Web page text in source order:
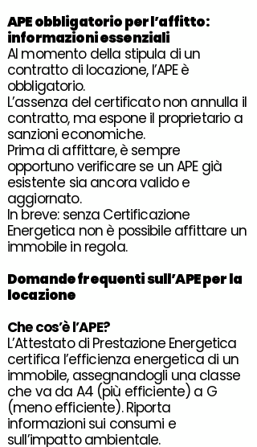
APE obbligatorioper l’affitto:
informazioni essenziali
Al momento della stipula di un
contratto di locazione, l’APE è
obbligatorio.
L’assenza del certificato non annulla il
contratto, ma espone il proprietario a
sanzioni economiche.
Prima di affittare, è sempre
opportuno verificare se un APE già
esistente sia ancora valido e
aggiornato.
In breve: senza Certificazione
Energetica non è possibile affittare un
immobile in regola.
Domande frequentisull’APE per la
locazione
Che cos’è l’APE?
L’Attestato di Prestazione Energetica
certifica l’efficienza energetica di un
immobile, assegnandogli una classe
che va da A4 (più efficiente) a G
(meno efficiente). Riporta
informazioni sui consumi e
sull’impatto ambientale.